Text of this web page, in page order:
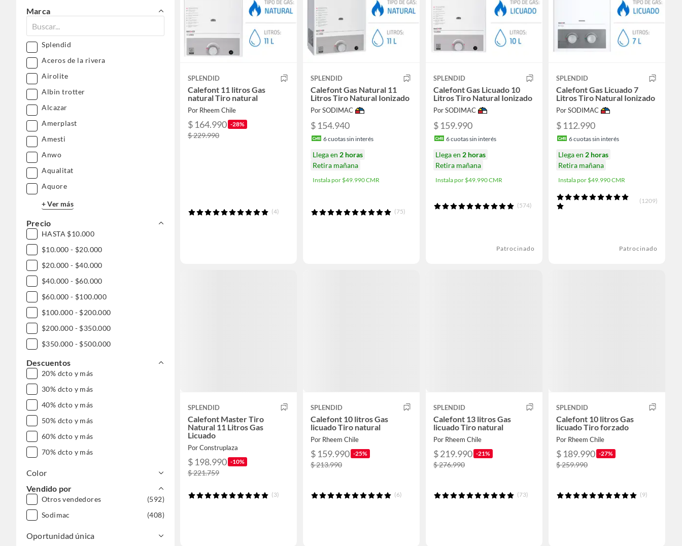
Aseo y limpieza
Muebles
Marca
Splendid
Aceros de la rivera
Airolite
Albin trotter
Alcazar
Amerplast
Amesti
Anwo
Aqualitat
Aquore
+ Ver más
Precio
HASTA $10.000
$10.000 - $20.000
$20.000 - $40.000
$40.000 - $60.000
$60.000 - $100.000
$100.000 - $200.000
$200.000 - $350.000
$350.000 - $500.000
$500.000 - $1.000.000
DESDE $1.000.000
Descuentos
20% dcto y más
30% dcto y más
40% dcto y más
50% dcto y más
60% dcto y más
70% dcto y más
Color
Vendido por
Otros vendedores
(592)
Sodimac
(408)
Oportunidad única
SPLENDID
Calefont 11 litros Gas
natural Tiro natural
Por Rheem Chile
$ 164.990 -28%
$ 229.990
(4)
SPLENDID
Calefont Gas Natural 11
Litros Tiro Natural Ionizado
Por SODIMAC
$ 154.940
6cuotas sin interés
Llega en 2 horas
Retira mañana
Instala por $49.990 CMR
(75)
SPLENDID
Calefont Gas Licuado 10
Litros Tiro Natural Ionizado
Por SODIMAC
$ 159.990
6cuotas sin interés
Llega en 2 horas
Retira mañana
Instala por $49.990 CMR
(574)
Patrocinado
SPLENDID
Calefont Gas Licuado 7
Litros Tiro Natural Ionizado
Por SODIMAC
$ 112.990
6cuotas sin interés
Llega en 2 horas
Retira mañana
Instala por $49.990 CMR
(1209)
Patrocinado
SPLENDID
Calefont Master Tiro
Natural 11 Litros Gas
Licuado
Por Construplaza
$ 198.990 -10%
$ 221.759
(3)
SPLENDID
Calefont 10 litros Gas
licuado Tiro natural
Por Rheem Chile
$ 159.990 -25%
$ 213.990
(6)
SPLENDID
Calefont 13 litros Gas
licuado Tiro natural
Por Rheem Chile
$ 219.990 -21%
$ 276.990
(73)
SPLENDID
Calefont 10 litros Gas
licuado Tiro forzado
Por Rheem Chile
$ 189.990 -27%
$ 259.990
(9)